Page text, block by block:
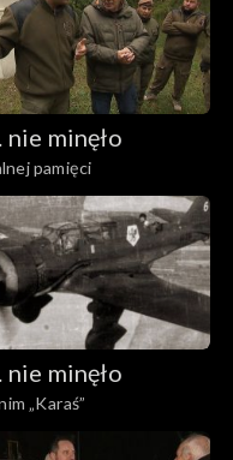
nie minęło
pamięci
nie minęło
„Karaś”